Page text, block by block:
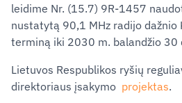
leidime Nr. (15.7) 9R-1457
nustatytą 90,1 MHz radijo dažnio
terminą iki 2030 m. balandžio 30
Lietuvos Respublikos ryšių
direktoriaus įsakymo projektas.